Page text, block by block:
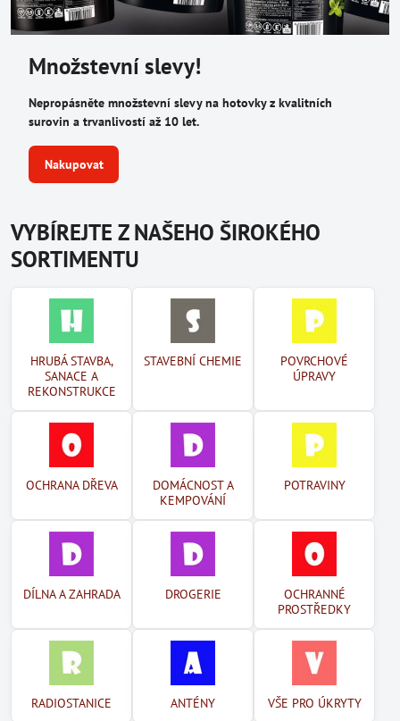
Množstevní slevy!
Nepropásněte množstevní slevy na hotovky z kvalitních
surovin a trvanlivostí až 10 let.
Nakupovat
VYBÍREJTE Z NAŠEHO ŠIROKÉHO
SORTIMENTU
HRUBÁ STAVBA,
SANACE A
REKONSTRUKCE
STAVEBNÍ CHEMIE
POVRCHOVÉ
ÚPRAVY
OCHRANA DŘEVA
DOMÁCNOST A
KEMPOVÁNÍ
POTRAVINY
DÍLNA A ZAHRADA DROGERIE
OCHRANNÉ
PROSTŘEDKY
RADIOSTANICE ANTÉNY VŠE PRO ÚKRYTY